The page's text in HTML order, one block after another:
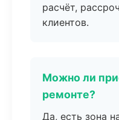
расчёт,
клиентов.
Можно ли
ремонте?
Да, есть зона